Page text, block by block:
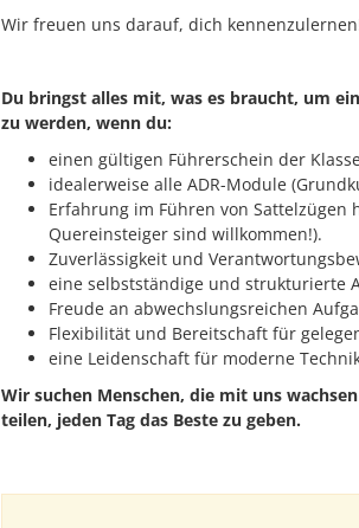
Wir freuen uns darauf, dich
Du bringst alles mit, was es braucht, um
zu werden, wenn du:
einen gültigen Führerschein der
idealerweise alle ADR-Module
Erfahrung im Führen von Sattelzügen
Quereinsteiger sind willkommen!).
Zuverlässigkeit und
eine selbstständige und strukturierte
Freude an abwechslungsreichen
Flexibilität und Bereitschaft für
eine Leidenschaft für moderne
Wir suchen Menschen, die mit uns
teilen, jeden Tag das Beste zu geben.